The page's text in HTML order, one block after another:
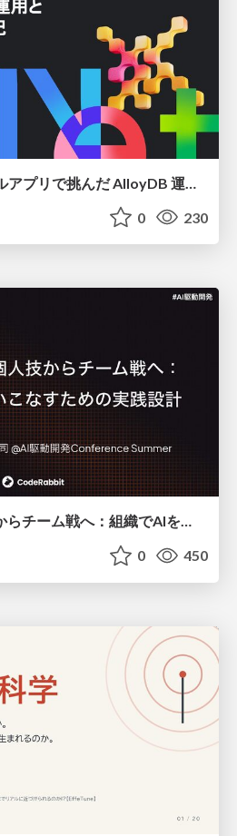
0 230
AI駆動開発は個人技からチーム戦へ：組織でAIを使いこなすための実践設計
0 450